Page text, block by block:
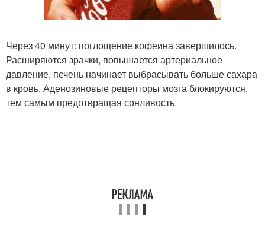
Через 40 минут: поглощение кофеина завершилось.
Расширяются зрачки, повышается артериальное
давление, печень начинает выбрасывать больше сахара
в кровь. Аденозиновые рецепторы мозга блокируются,
тем самым предотвращая сонливость.